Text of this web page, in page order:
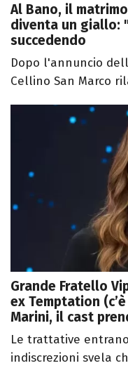
Al Bano, il
diventa un giallo:
succedendo
Dopo l'annuncio
Cellino San Marco
Grande Fratello
ex Temptation
Marini, il cast
Le trattative
indiscrezioni svela